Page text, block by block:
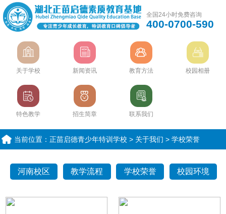
全国24小时免费咨询
400-0700-590
关于学校 新闻资讯 教育方法 校园相册
特色教学 招生简章 联系我们
当前位置： 正苗启德青少年特训学校 > 关于我们 > 学校荣誉
河南校区 教学流程 学校荣誉 校园环境